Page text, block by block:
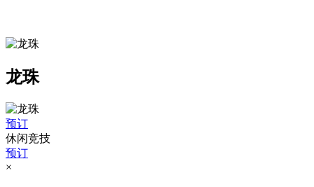
龙珠
预订
休闲竞技
预订
×